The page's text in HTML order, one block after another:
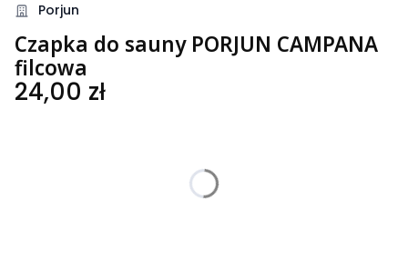
Porjun
Czapka do sauny PORJUN CAMPANA
filcowa
Cena
24,00 zł